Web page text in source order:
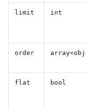
limit int
order
flat bool